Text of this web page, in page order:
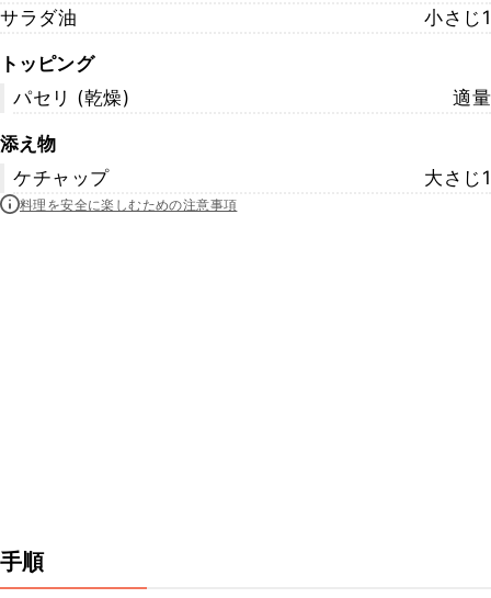
サラダ油
小さじ1
トッピング
パセリ (乾燥)
適量
添え物
ケチャップ
大さじ1
料理を安全に楽しむための注意事項
手順